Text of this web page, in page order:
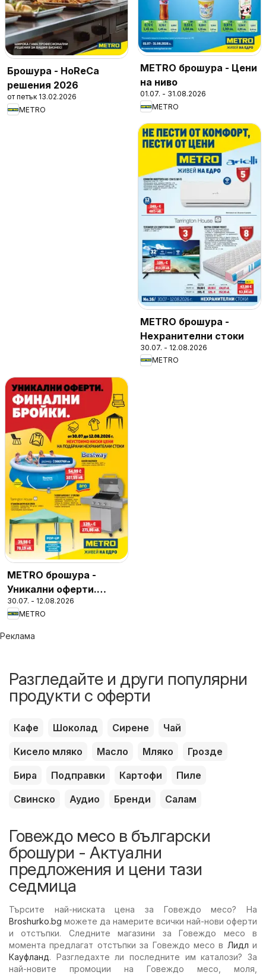
Брошура - HoReCa
решения 2026
от петък 13.02.2026
METRO
METRO брошура - Цени
на ниво
01.07. - 31.08.2026
METRO
METRO брошура -
Нехранителни стоки
30.07. - 12.08.2026
METRO
METRO брошура -
Уникални оферти.
Финални бройки
30.07. - 12.08.2026
METRO
Реклама
Разгледайте и други популярни
продукти с оферти
Кафе Шоколад Сирене
Чай
Кисело мляко
Масло Мляко
Грозде
Бира
Подправки Картофи
Пиле
Свинско
Аудио Бренди Салам
Говеждо месо в български
брошури - Актуални
предложения и цени тази
седмица
Търсите най-ниската цена за Говеждо месо? На
Broshurko.bg можете да намерите всички най-нови оферти
и отстъпки. Следните магазини за Говеждо месо в
момента предлагат отстъпки за Говеждо месо в Лидл и
Кауфланд. Разгледахте ли последните им каталози? За
най-новите промоции на Говеждо месо, моля,